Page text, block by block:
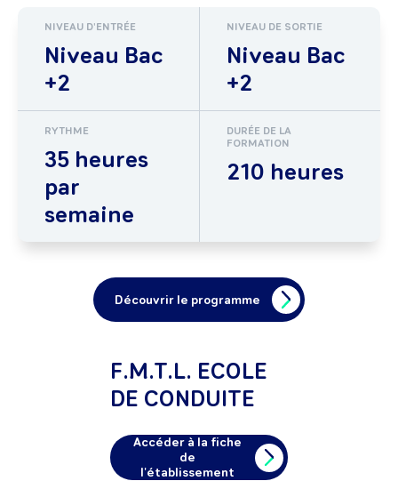
NIVEAU D'ENTRÉE
Niveau Bac
+2
NIVEAU DE SORTIE
Niveau Bac
+2
RYTHME
35 heures
par
semaine
DURÉE DE LA
FORMATION
210 heures
Découvrir le programme
F.M.T.L. ECOLE
DE CONDUITE
Accéder à la fiche
de
l'établissement